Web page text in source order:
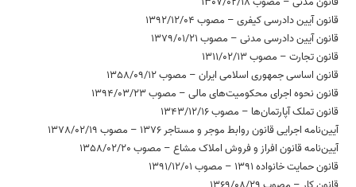
قانون آیین دادرسی کیفری – مصوب 1392/12/04
قانون آیین دادرسی مدنی – مصوب 1379/01/21
قانون تجارت – مصوب 1311/02/13
قانون اساسی جمهوری اسلامی ایران – مصوب 1358/09/12
قانون نحوه اجرای محکومیت‌های مالی – مصوب 1394/03/23
قانون تملک آپارتمان‌ها – مصوب 1343/12/16
آیین‌نامه اجرایی قانون روابط موجر و مستاجر 1376 – مصوب 1378/02/19
آیین‌نامه قانون افراز و فروش املاک مشاع – مصوب 1358/02/20
قانون حمایت خانواده 1391 – مصوب 1391/12/01